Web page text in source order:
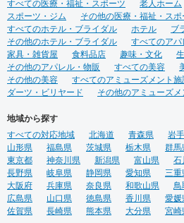
すべての医療・福祉・スポーツ
老人ホーム
スポーツ・ジム
その他の医療・福祉・スポ
すべてのホテル・ブライダル
ホテル
ブ
その他のホテル・ブライダル
すべてのアパ
家具・雑貨屋
食料品店 趣味・文化
その他のアパレル・物販
すべての美容
その他の美容
すべてのアミューズメント施
ダーツ・ビリヤード
その他のアミューズ
地域から探す
すべての対応地域
北海道 青森県 岩
山形県
福島県 茨城県 栃木県 群馬
東京都
神奈川県 新潟県 富山県 石
長野県
岐阜県 静岡県 愛知県 三重
大阪府
兵庫県 奈良県 和歌山県 鳥
広島県
山口県 徳島県 香川県 愛媛
佐賀県
長崎県 熊本県 大分県 宮崎